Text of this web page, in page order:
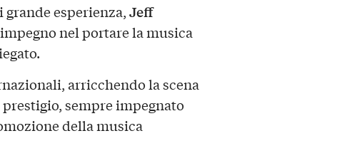
esperienza,Jeff
nel portare la musica
arricchendo la scena
sempre impegnato
della musica